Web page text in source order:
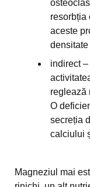
resorbția
aceste
indirect
reglează
O
secreția
calciului
Magneziul mai